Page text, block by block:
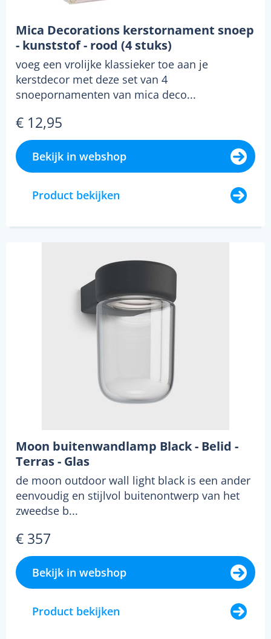
Mica Decorations kerstornament snoep
- kunststof - rood (4 stuks)
voeg een vrolijke klassieker toe aan je
kerstdecor met deze set van 4
snoepornamenten van mica deco...
€ 12,95
Bekijk in webshop
Product bekijken
Moon buitenwandlamp Black - Belid -
Terras - Glas
de moon outdoor wall light black is een ander
eenvoudig en stijlvol buitenontwerp van het
zweedse b...
€ 357
Bekijk in webshop
Product bekijken